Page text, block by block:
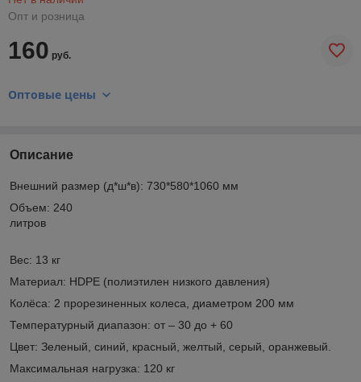
Опт и розница
160 руб.
Оптовые цены
Описание
Внешний размер (д*ш*в): 730*580*1060 мм
Объем: 240
литров
Вес: 13 кг
Материал: HDPE (полиэтилен низкого давления)
Колёса: 2 прорезиненных колеса, диаметром 200 мм
Температурный диапазон: от – 30 до + 60
Цвет: Зеленый, синий, красный, желтый, серый, оранжевый.
Максимальная нагрузка: 120 кг